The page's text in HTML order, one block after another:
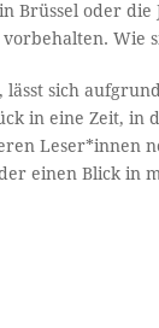
Brüssel oder
Wie
sich
in eine Zeit, in
Leser*innen
einen Blick in